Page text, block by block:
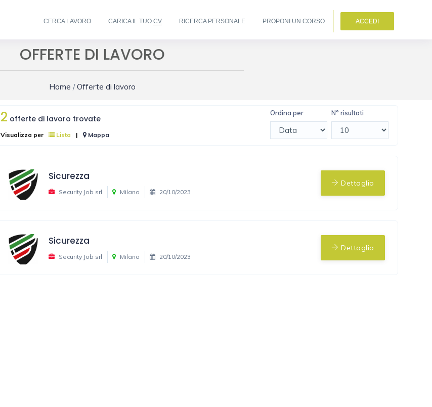
CERCA LAVORO CARICA IL TUO CV RICERCA PERSONALE PROPONI UN CORSO ACCEDI
OFFERTE DI LAVORO
Home /Offerte di lavoro
2 offerte di lavoro trovate
Visualizza per Lista | Mappa
Ordina per N° risultati
Sicurezza
Security Job srl Milano 20/10/2023
Dettaglio
Sicurezza
Security Job srl Milano 20/10/2023
Dettaglio